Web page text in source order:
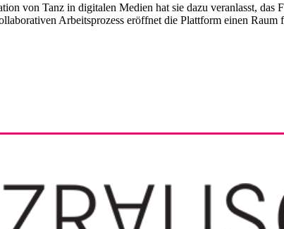
von Tanz in digitalen Medien hat sie dazu veranlasst,
Arbeitsprozess eröffnet die Plattform einen